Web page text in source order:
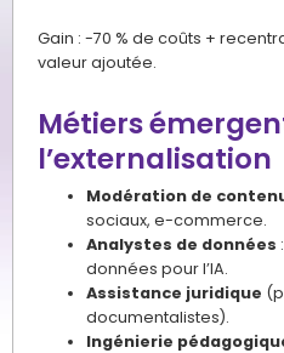
Gain : -70 % de coûts +
valeur ajoutée.
Métiers
l’externalisation
Modération de
sociaux, e-commerce.
Analystes de données
données pour l’IA.
Assistance juridique
documentalistes).
Ingénierie